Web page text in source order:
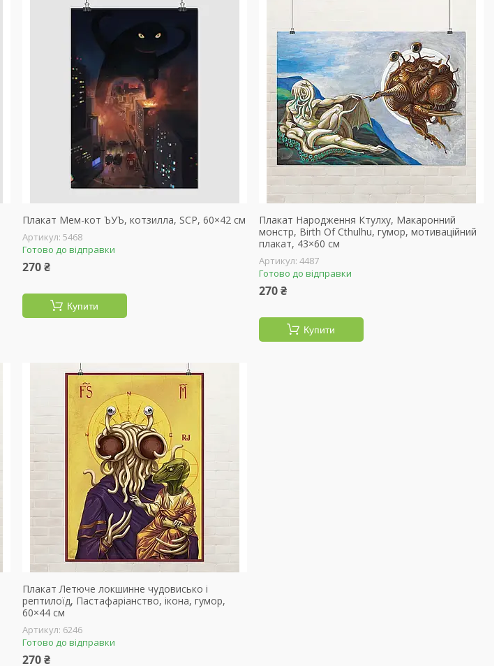
Плакат Мем-кот ЪУЪ, котзилла, SCP, 60×42 см
5468
Готово до відправки
270 ₴
Купити
Плакат Народження Ктулху, Макаронний
монстр, Birth Of Cthulhu, гумор, мотиваційний
плакат, 43×60 см
4487
Готово до відправки
270 ₴
Купити
Плакат Летюче локшинне чудовисько і
рептилоїд, Пастафаріанство, ікона, гумор,
60×44 см
6246
Готово до відправки
270 ₴